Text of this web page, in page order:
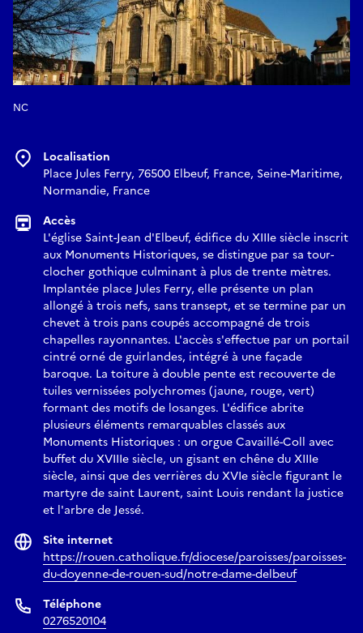
NC
Localisation
Place Jules Ferry, 76500 Elbeuf, France, Seine-Maritime,
Normandie, France
Accès
L'église Saint-Jean d'Elbeuf, édifice du XIIIe siècle inscrit
aux Monuments Historiques, se distingue par sa tour-
clocher gothique culminant à plus de trente mètres.
Implantée place Jules Ferry, elle présente un plan
allongé à trois nefs, sans transept, et se termine par un
chevet à trois pans coupés accompagné de trois
chapelles rayonnantes. L'accès s'effectue par un portail
cintré orné de guirlandes, intégré à une façade
baroque. La toiture à double pente est recouverte de
tuiles vernissées polychromes (jaune, rouge, vert)
formant des motifs de losanges. L'édifice abrite
plusieurs éléments remarquables classés aux
Monuments Historiques : un orgue Cavaillé-Coll avec
buffet du XVIIIe siècle, un gisant en chêne du XIIIe
siècle, ainsi que des verrières du XVIe siècle figurant le
martyre de saint Laurent, saint Louis rendant la justice
et l'arbre de Jessé.
Site internet
https://rouen.catholique.fr/diocese/paroisses/paroisses-
du-doyenne-de-rouen-sud/notre-dame-delbeuf
Téléphone
0276520104